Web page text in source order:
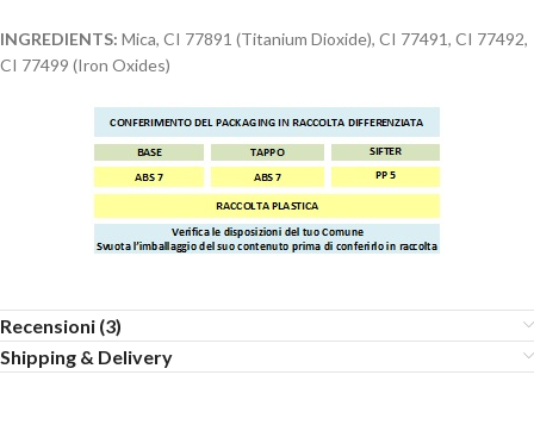
INGREDIENTS: Mica, CI 77891 (Titanium Dioxide), CI 77491, CI 77492,
CI 77499 (Iron Oxides)
Recensioni (3)
Shipping & Delivery